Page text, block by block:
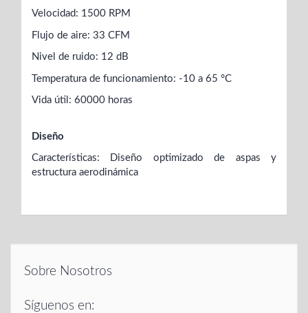
Velocidad: 1500 RPM
Flujo de aire: 33 CFM
Nivel de ruido: 12 dB
Temperatura de funcionamiento: -10 a 65 °C
Vida útil: 60000 horas
Diseño
Características: Diseño optimizado de aspas y
estructura aerodinámica
Sobre Nosotros
Síguenos en: